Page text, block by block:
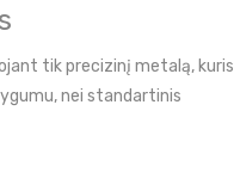
tik precizinį metalą, kuris
nei standartinis